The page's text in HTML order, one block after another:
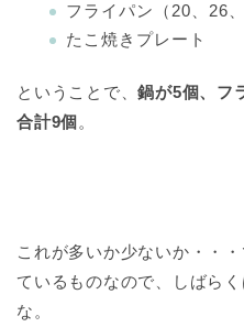
フライパン（20、26
たこ焼きプレート
ということで、鍋が5個、フ
合計9個 。
これが多いか少ないか・・
ているものなので、しばら
な。